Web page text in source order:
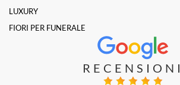
LUXURY
FIORI PER FUNERALE
RECENSIONI